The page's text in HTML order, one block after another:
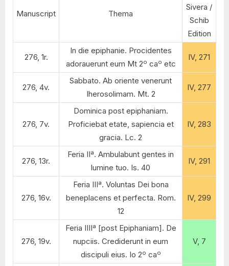
Manuscript Thema
Sivera /
Schib
Edition
276, 1r.
In die epiphanie. Procidentes
adorauerunt eum Mt 2o cao etc
IV, 271
276, 4v.
Sabbato. Ab oriente venerunt
Iherosolimam. Mt. 2
IV, 277
276, 7v.
Dominica post epiphaniam.
Proficiebat etate, sapiencia et
gracia. Lc. 2
IV, 283
276, 13r.
Feria IIª. Ambulabunt gentes in
lumine tuo. Is. 40
IV, 291
276, 16v.
Feria IIIª. Voluntas Dei bona
beneplacens et perfecta. Rom.
12
IV, 299
276, 19v.
Feria IIIIª [post Epiphaniam]. De
nupciis. Crediderunt in eum
discipuli eius. Io 2o cao
V, 7